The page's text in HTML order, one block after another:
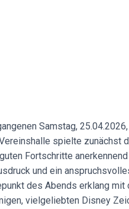
Samstag,
spielte zunächst
Fortschritte
und ein
des Abends erklang mit
vielgeliebten Disney